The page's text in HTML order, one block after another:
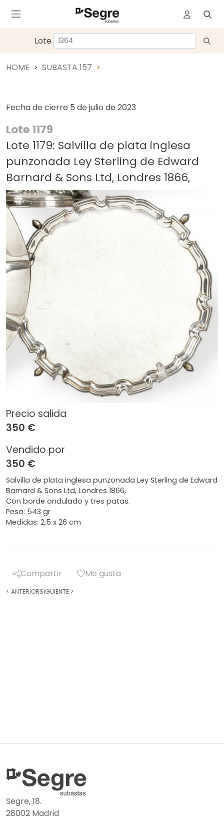
Lote
HOME SUBASTA 157
Fecha de cierre 5 de julio de 2023
Lote 1179
Lote 1179: Salvilla de plata inglesa
punzonada Ley Sterling de Edward
Barnard & Sons Ltd, Londres 1866,
Precio salida
350 €
Vendido por
350 €
Salvilla de plata inglesa punzonada Ley Sterling de Edward
Barnard & Sons Ltd, Londres 1866,
Con borde ondulado y tres patas.
Peso: 543 gr
Medidas: 2,5 x 26 cm
Compartir Me gusta
< ANTERIORSIGUIENTE >
Segre, 18.
28002 Madrid